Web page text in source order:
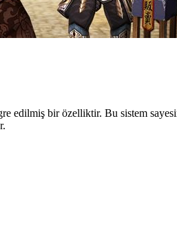
edilmiş bir özelliktir. Bu sistem